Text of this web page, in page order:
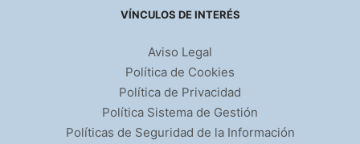
VÍNCULOS DE INTERÉS
Aviso Legal
Política de Cookies
Política de Privacidad
Política Sistema de Gestión
Políticas de Seguridad de la Información